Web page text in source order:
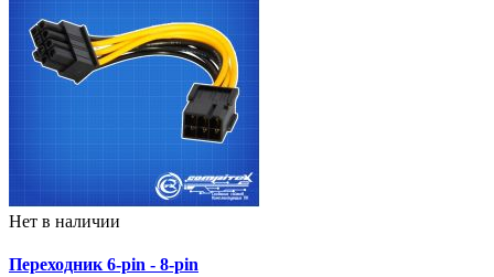
Нет в наличии
Переходник 6-pin - 8-pin